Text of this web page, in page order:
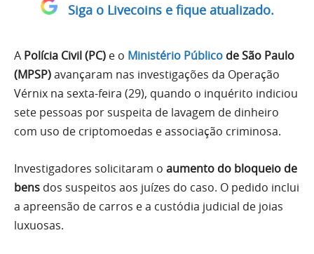
Siga o Livecoins e fique atualizado.
A Polícia Civil (PC) e o Ministério Público de São Paulo
(MPSP)avançaram nas investigações da Operação
Vérnix na sexta-feira (29), quando o inquérito indiciou
sete pessoas por suspeita de lavagem de dinheiro
com uso de criptomoedas e associação criminosa.
Investigadores solicitaram o aumento do bloqueio de
bens dos suspeitos aos juízes do caso. O pedido inclui
a apreensão de carros e a custódia judicial de joias
luxuosas.